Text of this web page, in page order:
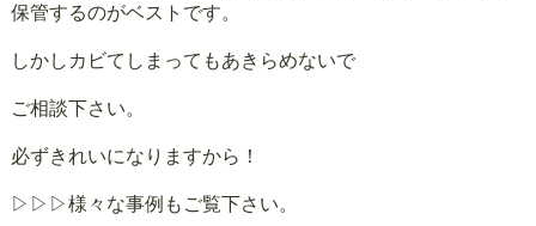
保管するのがベストです。
しかしカビてしまってもあきらめないで
ご相談下さい。
必ずきれいになりますから！
▷▷▷様々な事例もご覧下さい。